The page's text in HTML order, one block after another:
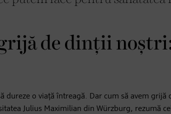
de dinții
o viață întreagă. Dar cum să avem grijă
Julius Maximilian din Würzburg, rezumă